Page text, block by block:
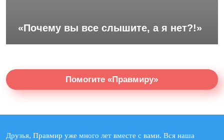
«Почему вы все слышите, а я нет?!»
Помогите «Правмиру»
Друзья, Правмир уже много лет вместе с вами. Вся наша